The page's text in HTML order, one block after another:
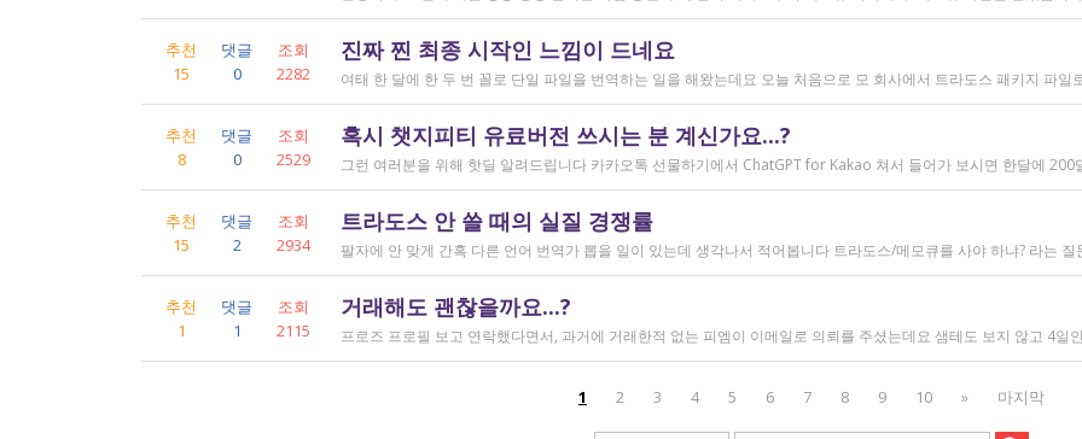
추천
15
댓글
0
조회
2282
진짜 찐 최종 시작인 느낌이 드네요
추천
8
댓글
0
조회
2529
혹시 챗지피티 유료버전 쓰시는 분 계신가요...?
추천
15
댓글
2
조회
2934
트라도스 안 쓸 때의 실질 경쟁률
추천
1
댓글
1
조회
2115
거래해도 괜찮을까요...?
1 2 3 4 5 6 7 8 9 10 » 마지막